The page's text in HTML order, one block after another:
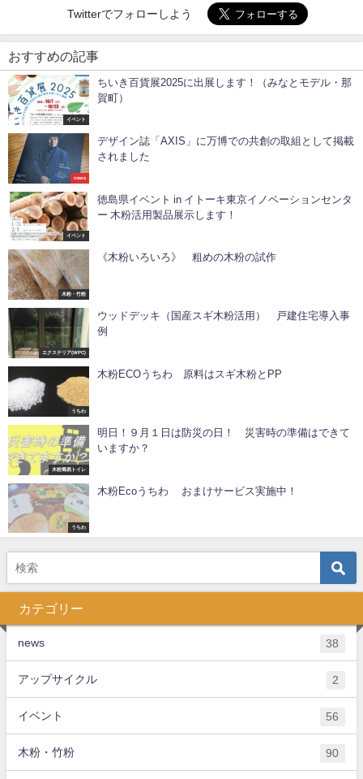
Twitterでフォローしよう
おすすめの記事
イベント
ちいき百貨展2025に出展します！（みなとモデル・那
賀町）
news
デザイン誌「AXIS」に万博での共創の取組として掲載
されました
イベント
徳島県イベント in イトーキ東京イノベーションセンタ
ー 木粉活用製品展示します！
木粉・竹粉
《木粉いろいろ》 粗めの木粉の試作
エクステリア(WPC)
ウッドデッキ（国産スギ木粉活用） 戸建住宅導入事
例
うちわ
木粉ECOうちわ 原料はスギ木粉とPP
木粉簡易トイレ
明日！９月１日は防災の日！ 災害時の準備はできて
いますか？
うちわ
木粉Ecoうちわ おまけサービス実施中！
カテゴリー
news 38
アップサイクル 2
イベント 56
木粉・竹粉 90